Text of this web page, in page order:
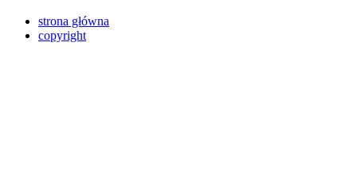
strona główna
copyright